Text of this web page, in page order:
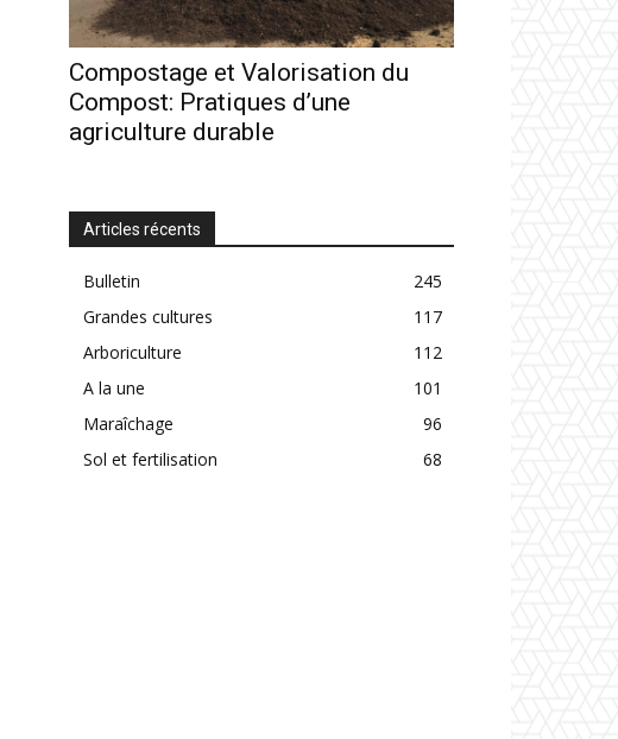
Compostage et Valorisation du
Compost: Pratiques d’une
agriculture durable
Articles récents
Bulletin
245
Grandes cultures
117
Arboriculture
112
A la une
101
Maraîchage
96
Sol et fertilisation
68